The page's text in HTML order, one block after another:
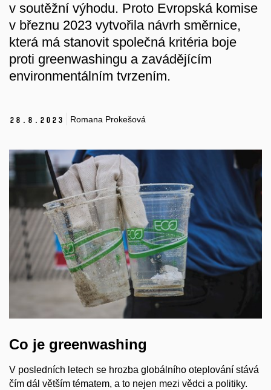
v soutěžní výhodu. Proto Evropská komise
v březnu 2023 vytvořila návrh směrnice,
která má stanovit společná kritéria boje
proti greenwashingu a zavádějícím
environmentálním tvrzením.
28. 8. 2023 Romana Prokešová
Co je greenwashing
V posledních letech se hrozba globálního oteplování stává
čím dál větším tématem, a to nejen mezi vědci a politiky.